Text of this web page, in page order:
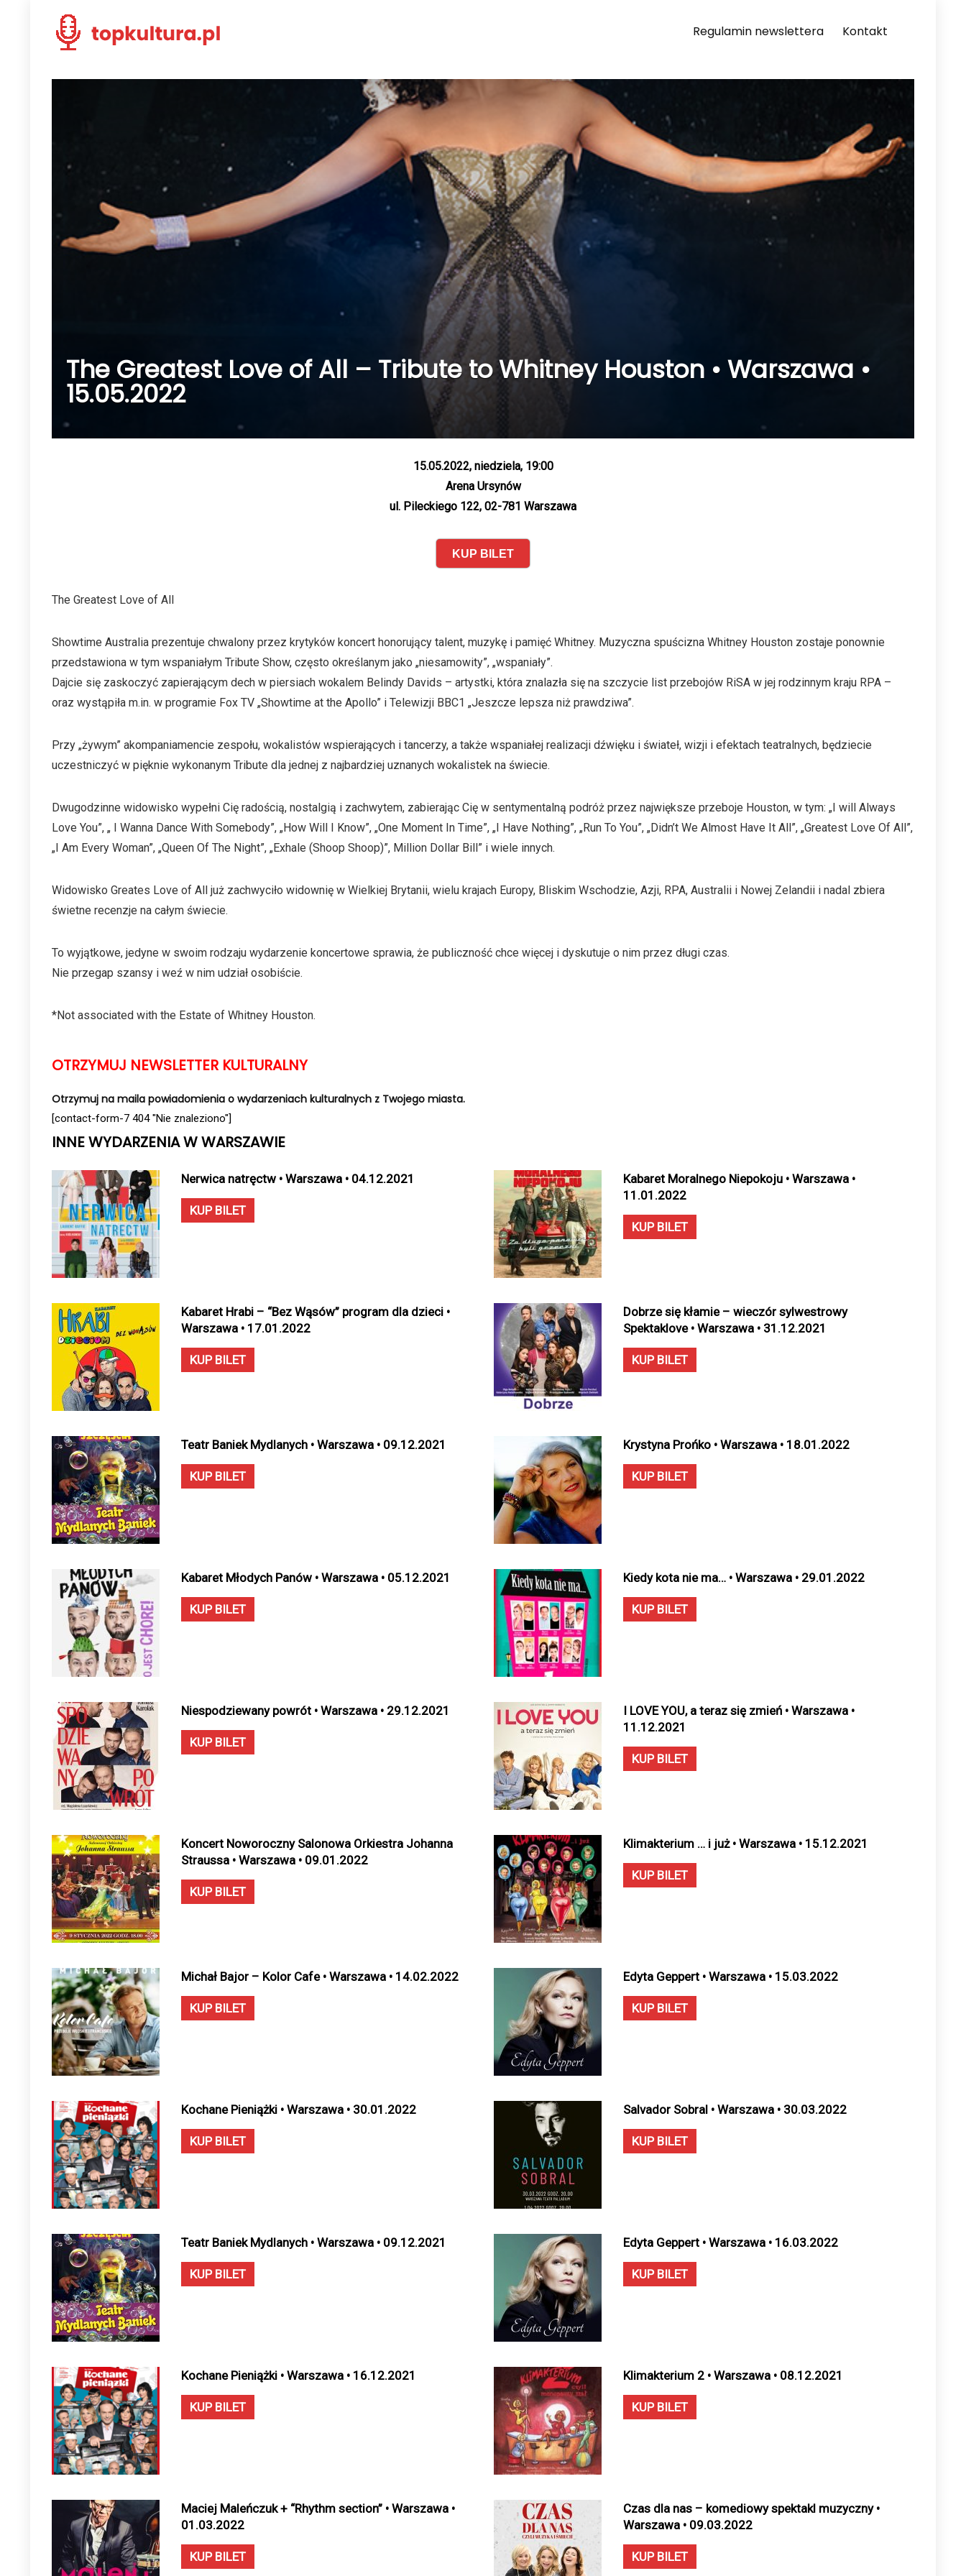
Regulamin newslettera Kontakt
The Greatest Love of All – Tribute to Whitney Houston • Warszawa •
15.05.2022
15.05.2022, niedziela, 19:00
Arena Ursynów
ul. Pileckiego 122, 02-781 Warszawa
KUP BILET
The Greatest Love of All
Showtime Australia prezentuje chwalony przez krytyków koncert honorujący talent, muzykę i pamięć Whitney. Muzyczna spuścizna Whitney Houston zostaje ponownie
przedstawiona w tym wspaniałym Tribute Show, często określanym jako „niesamowity”, „wspaniały”.
Dajcie się zaskoczyć zapierającym dech w piersiach wokalem Belindy Davids – artystki, która znalazła się na szczycie list przebojów RiSA w jej rodzinnym kraju RPA –
oraz wystąpiła m.in. w programie Fox TV „Showtime at the Apollo” i Telewizji BBC1 „Jeszcze lepsza niż prawdziwa”.
Przy „żywym” akompaniamencie zespołu, wokalistów wspierających i tancerzy, a także wspaniałej realizacji dźwięku i świateł, wizji i efektach teatralnych, będziecie
uczestniczyć w pięknie wykonanym Tribute dla jednej z najbardziej uznanych wokalistek na świecie.
Dwugodzinne widowisko wypełni Cię radością, nostalgią i zachwytem, zabierając Cię w sentymentalną podróż przez największe przeboje Houston, w tym: „I will Always
Love You”, „ I Wanna Dance With Somebody”, „How Will I Know”, „One Moment In Time”, „I Have Nothing”, „Run To You”, „Didn’t We Almost Have It All”, „Greatest Love Of All”,
„I Am Every Woman”, „Queen Of The Night”, „Exhale (Shoop Shoop)”, Million Dollar Bill” i wiele innych.
Widowisko Greates Love of All już zachwyciło widownię w Wielkiej Brytanii, wielu krajach Europy, Bliskim Wschodzie, Azji, RPA, Australii i Nowej Zelandii i nadal zbiera
świetne recenzje na całym świecie.
To wyjątkowe, jedyne w swoim rodzaju wydarzenie koncertowe sprawia, że publiczność chce więcej i dyskutuje o nim przez długi czas.
Nie przegap szansy i weź w nim udział osobiście.
*Not associated with the Estate of Whitney Houston.
OTRZYMUJ NEWSLETTER KULTURALNY
Otrzymuj na maila powiadomienia o wydarzeniach kulturalnych z Twojego miasta.
[contact-form-7 404 "Nie znaleziono"]
INNE WYDARZENIA W WARSZAWIE
Nerwica natręctw • Warszawa • 04.12.2021
KUP BILET
Kabaret Moralnego Niepokoju • Warszawa •
11.01.2022
KUP BILET
Kabaret Hrabi – “Bez Wąsów” program dla dzieci •
Warszawa • 17.01.2022
KUP BILET
Dobrze się kłamie – wieczór sylwestrowy
Spektaklove • Warszawa • 31.12.2021
KUP BILET
Teatr Baniek Mydlanych • Warszawa • 09.12.2021
KUP BILET
Krystyna Prońko • Warszawa • 18.01.2022
KUP BILET
Kabaret Młodych Panów • Warszawa • 05.12.2021
KUP BILET
Kiedy kota nie ma… • Warszawa • 29.01.2022
KUP BILET
Niespodziewany powrót • Warszawa • 29.12.2021
KUP BILET
I LOVE YOU, a teraz się zmień • Warszawa •
11.12.2021
KUP BILET
Koncert Noworoczny Salonowa Orkiestra Johanna
Straussa • Warszawa • 09.01.2022
KUP BILET
Klimakterium … i już • Warszawa • 15.12.2021
KUP BILET
Michał Bajor – Kolor Cafe • Warszawa • 14.02.2022
KUP BILET
Edyta Geppert • Warszawa • 15.03.2022
KUP BILET
Kochane Pieniążki • Warszawa • 30.01.2022
KUP BILET
Salvador Sobral • Warszawa • 30.03.2022
KUP BILET
Teatr Baniek Mydlanych • Warszawa • 09.12.2021
KUP BILET
Edyta Geppert • Warszawa • 16.03.2022
KUP BILET
Kochane Pieniążki • Warszawa • 16.12.2021
KUP BILET
Klimakterium 2 • Warszawa • 08.12.2021
KUP BILET
Maciej Maleńczuk + “Rhythm section” • Warszawa •
01.03.2022
KUP BILET
Czas dla nas – komediowy spektakl muzyczny •
Warszawa • 09.03.2022
KUP BILET